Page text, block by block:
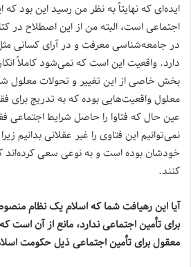
ایده‌ای که نهایتاً به نظر من رسید این بود
اجتماعی است، البته من از این اصطلاح در
در جامعه‌شناسی معرفت و در آرای کسانی
دارد. واقعیت این است که نمی‌شود کاملاً
بخش خاصی از این تغییر و تحولات معلول
معلول واقعیت‌هایی بوده که به تدریج
عین حال که فتاوا را حاصل شرایط اجتماعی
نمی‌توانیم این فتاوی را غیر عقلانی بدانیم
خودشان بوده است و به نوعی سعی کرده‌اند
کنند.
آیا این رهیافت شما که اسلام یک نظام
برای تأمین اجتماعی ندارد، مانع از آن
معقول برای تأمین اجتماعی ذیل حکومت